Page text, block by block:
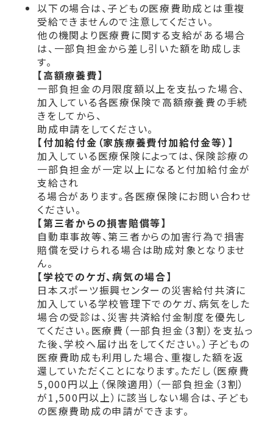
以下の場合は、子どもの医療費助成とは重複
受給できませんので注意してください。
他の機関より医療費に関する支給がある場合
は、一部負担金から差し引いた額を助成しま
す。
【高額療養費】
一部負担金の月限度額以上を支払った場合、
加入している各医療保険で高額療養費の手続
きをしてから、
助成申請をしてください。
【付加給付金（家族療養費付加給付金等）】
加入している医療保険によっては、保険診療の
一部負担金が一定以上になると付加給付金が
支給され
る場合があります。各医療保険にお問い合わせ
ください。
【第三者からの損害賠償等】
自動車事故等、第三者からの加害行為で損害
賠償を受けられる場合は助成対象となりませ
ん。
【学校でのケガ、病気の場合】
日本スポーツ振興センターの災害給付共済に
加入している学校管理下でのケガ、病気をした
場合の受診は、災害共済給付金制度を優先し
てください。医療費（一部負担金（3割）を支払っ
た後、学校へ届け出をしてください。） 子どもの
医療費助成も利用した場合、重複した額を返
還していただくことになります。 ただし（医療費
5,000円以上（保険適用）（一部負担金（3割）
が1,500円以上）に該当しない場合は、子ども
の医療費助成の申請ができます。